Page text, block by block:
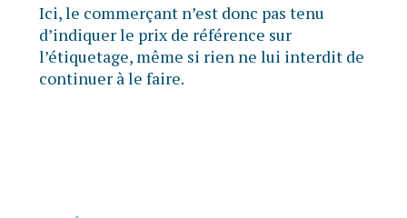
Ici, le commerçant n’est donc pas tenu
d’indiquer le prix de référence sur
l’étiquetage, même si rien ne lui interdit de
continuer à le faire.